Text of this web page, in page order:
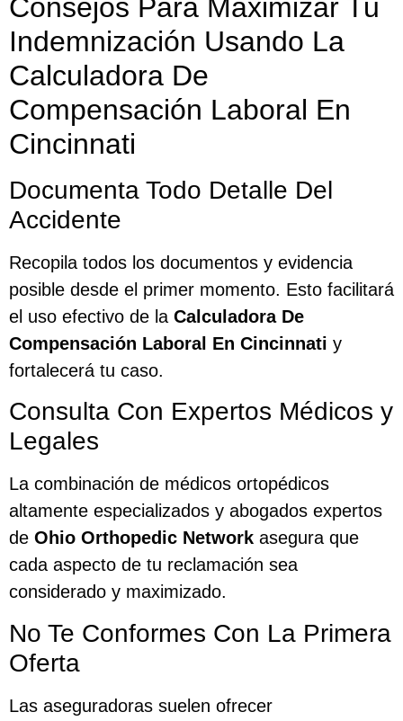
Consejos Para Maximizar Tu
Indemnización Usando La
Calculadora De
Compensación Laboral En
Cincinnati
Documenta Todo Detalle Del
Accidente
Recopila todos los documentos y evidencia
posible desde el primer momento. Esto facilitará
el uso efectivo de la Calculadora De
Compensación Laboral En Cincinnati y
fortalecerá tu caso.
Consulta Con Expertos Médicos y
Legales
La combinación de médicos ortopédicos
altamente especializados y abogados expertos
de Ohio Orthopedic Network asegura que
cada aspecto de tu reclamación sea
considerado y maximizado.
No Te Conformes Con La Primera
Oferta
Las aseguradoras suelen ofrecer